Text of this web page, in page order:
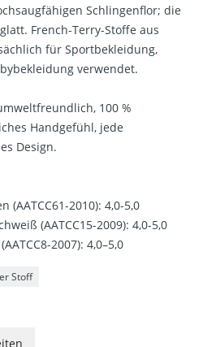
Schlingenflor; die
French-Terry-Stoffe aus
für Sportbekleidung,
verwendet.
100 %
Handgefühl, jede
Design.
(AATCC61-2010): 4,0-5,0
(AATCC15-2009): 4,0-5,0
2007): 4,0–5,0
Stoff